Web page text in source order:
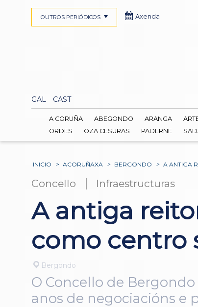
GAL CAST
OUTROS PERIÓDICOS Axenda
A CORUÑA ABEGONDO ARANGA
ORDES
OZA CESURAS PADERNE
INICIO > ACORUÑAXA > BERGONDO > A ANTIGA
Concello | Infraestructuras
A antiga
como centro
Bergondo
O Concello de
anos de negociacións e